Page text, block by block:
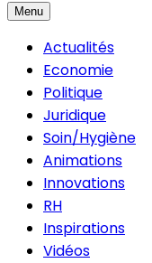
Menu
Actualités
Economie
Politique
Juridique
Soin/Hygiène
Animations
Innovations
RH
Inspirations
Vidéos